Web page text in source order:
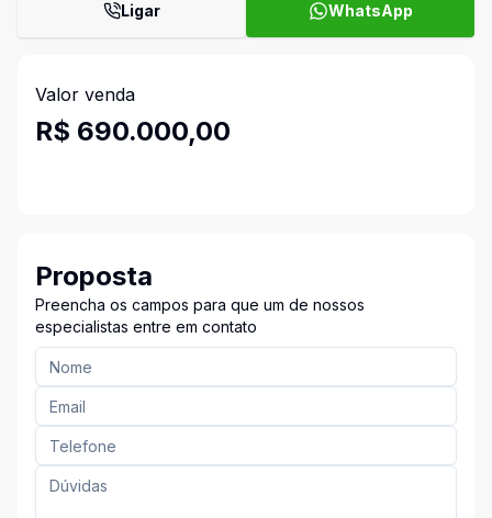
Ligar WhatsApp
Valor venda
R$ 690.000,00
Proposta
Preencha os campos para que um de nossos
especialistas entre em contato